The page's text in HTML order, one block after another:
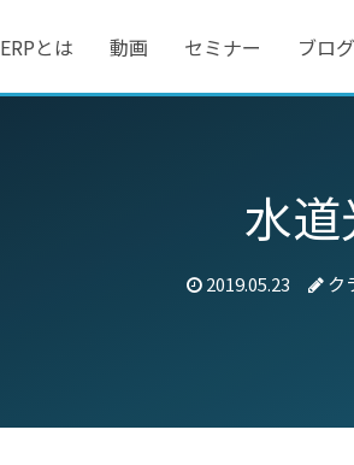
ERPとは 動画 セミナー ブログ
水
2019.05.23 ク